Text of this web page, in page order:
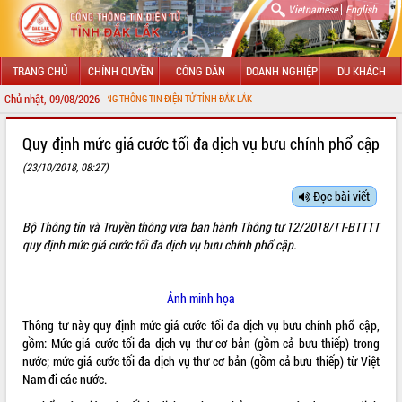
Vietnamese| English
TRANG CHỦ CHÍNH QUYỀN CÔNG DÂN DOANH NGHIỆP DU KHÁCH
Chủ nhật, 09/08/2026
ĐẾN VỚI CỔNG THÔNG TIN ĐIỆN TỬ TỈNH ĐẮK LẮK
LÃNH ĐẠO UBND TỈNH
SỞ, BAN, NGÀNH
HỆ THỐNG VĂN BẢN
Quy định mức giá cước tối đa dịch vụ bưu chính phổ cập
(23/10/2018, 08:27)
Đọc bài viết
Bộ Thông tin và Truyền thông vừa ban hành Thông tư 12/2018/TT-BTTTT
quy định mức giá cước tối đa dịch vụ bưu chính phổ cập.
Ảnh minh họa
Thông tư này quy định mức giá cước tối đa dịch vụ bưu chính phổ cập,
gồm: Mức giá cước tối đa dịch vụ thư cơ bản (gồm cả bưu thiếp) trong
nước; mức giá cước tối đa dịch vụ thư cơ bản (gồm cả bưu thiếp) từ Việt
Nam đi các nước.